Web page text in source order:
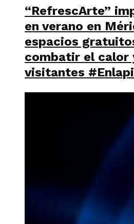
“RefrescArte”
en verano en
espacios
combatir el calor
visitantes